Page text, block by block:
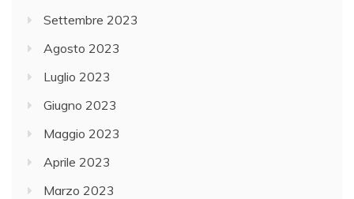
Settembre 2023
Agosto 2023
Luglio 2023
Giugno 2023
Maggio 2023
Aprile 2023
Marzo 2023